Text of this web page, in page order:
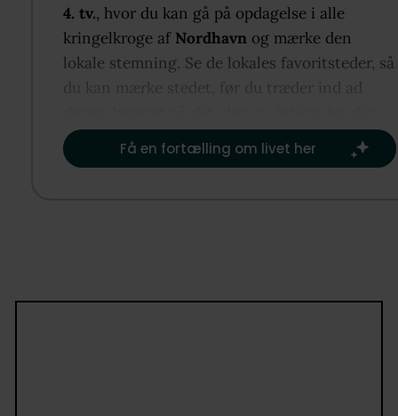
sal giver både lys, luft og privatliv.
Boligen fremstår flot istandsat med respekt for de
klassiske detaljer. Her får du smukke stuklofter,
dekorative rosetter, imponerende loftshøjde og en
Det separate køkken er funktionelt indrettet, og
badeværelset fremstår pænt og moderne.
4. tv., hvor du kan gå på opdagelse i alle
kringelkroge af Nordhavn og mærke den
lokale stemning. Se de lokales favoritsteder, så
du kan mærke stedet, før du træder ind ad
Få en fortælling om livet her